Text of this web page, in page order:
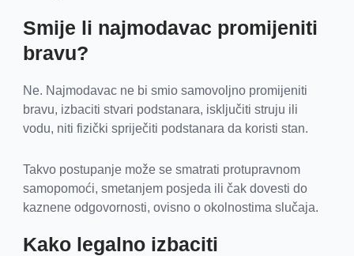
Smije li najmodavac promijeniti
bravu?
Ne. Najmodavac ne bi smio samovoljno promijeniti
bravu, izbaciti stvari podstanara, isključiti struju ili
vodu, niti fizički spriječiti podstanara da koristi stan.
Takvo postupanje može se smatrati protupravnom
samopomoći, smetanjem posjeda ili čak dovesti do
kaznene odgovornosti, ovisno o okolnostima slučaja.
Kako legalno izbaciti